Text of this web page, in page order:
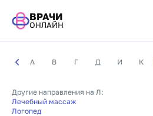
ВРАЧИ
ОНЛАЙН
А В Г Д И К
Другие направления на Л:
Лечебный массаж
Логопед